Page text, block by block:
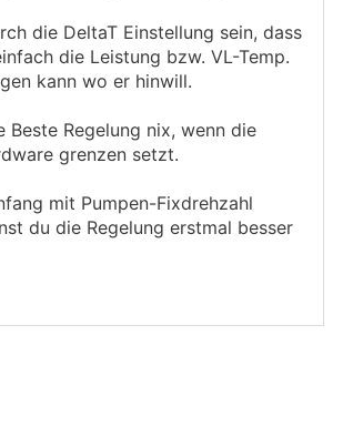
die DeltaT Einstellung sein, dass
die Leistung bzw. VL-Temp.
kann wo er hinwill.
Beste Regelung nix, wenn die
grenzen setzt.
mit Pumpen-Fixdrehzahl
du die Regelung erstmal besser